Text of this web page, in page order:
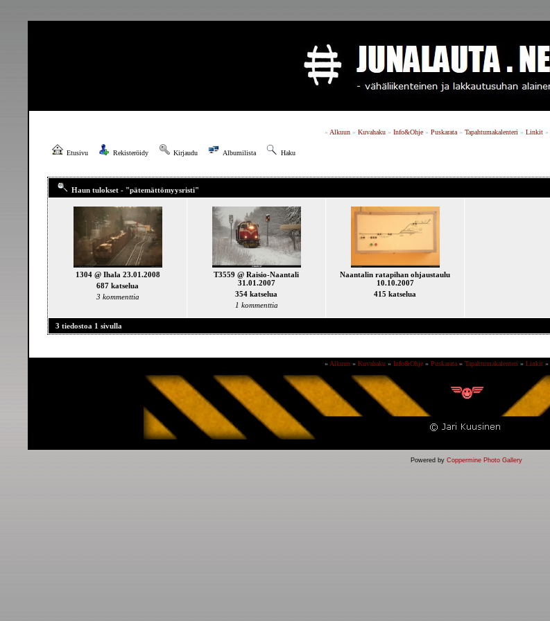
» Alkuun» Kuvahaku» Info&Ohje» Puskarata» Tapahtumakalenteri » Linkit»
Etusivu Rekisteröidy Kirjaudu Albumilista Haku
Haun tulokset - "pätemättömyysristi"
1304 @ Ihala 23.01.2008
687 katselua
3 kommenttia
T3559 @ Raisio-Naantali
31.01.2007
354 katselua
1 kommenttia
Naantalin ratapihan ohjaustaulu
10.10.2007
415 katselua
3 tiedostoa 1 sivulla
» Alkuun» Kuvahaku» Info&Ohje» Puskarata» Tapahtumakalenteri » Linkit»
Powered by Coppermine Photo Gallery